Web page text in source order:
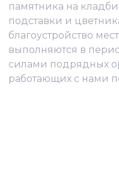
памятника на
подставки и
благоустройство
выполняются в
силами подрядных
работающих с нами